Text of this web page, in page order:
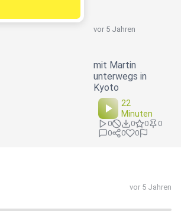
vor 5 Jahren
mit Martin
unterwegs in
Kyoto
22
Minuten
0 0 0
0
0
0 0
vor 5 Jahren